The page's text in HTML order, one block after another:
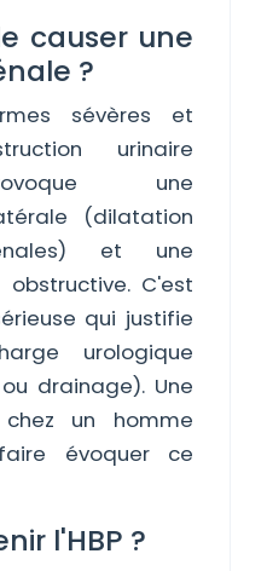
causer une
?
sévères et
urinaire
une
(dilatation
et une
C'est
qui justifie
urologique
drainage). Une
un homme
évoquer ce
l'HBP ?